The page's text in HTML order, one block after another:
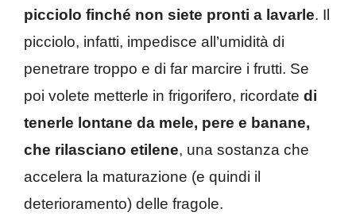
picciolo finché non siete pronti a lavarle. Il
picciolo, infatti, impedisce all’umidità di
penetrare troppo e di far marcire i frutti. Se
poi volete metterle in frigorifero, ricordate di
tenerle lontane da mele, pere e banane,
che rilasciano etilene, una sostanza che
accelera la maturazione (e quindi il
deterioramento) delle fragole.